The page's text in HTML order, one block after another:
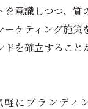
を意識しつつ、質
ーケティング施策
を確立すること
にブランディ